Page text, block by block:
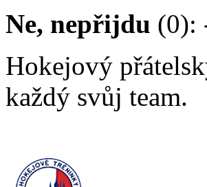
Ne, nepřijdu (0):
Hokejový
každý svůj team.